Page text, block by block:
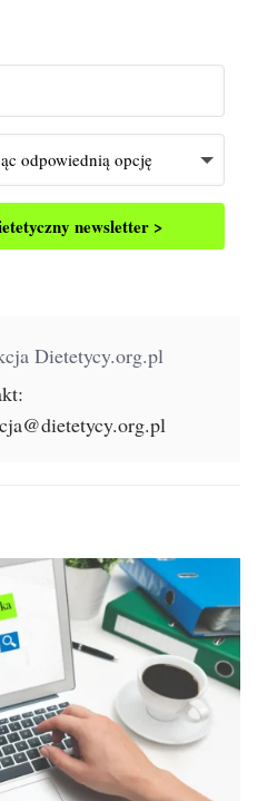
newsletter >
Dietetycy.org.pl